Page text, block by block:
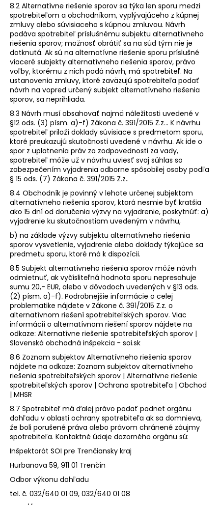
8.2 Alternatívne riešenie sporov sa týka len sporu medzi
spotrebiteľom a obchodníkom, vyplývajúceho z kúpnej
zmluvy alebo súvisiaceho s kúpnou zmluvou. Návrh
podáva spotrebiteľ príslušnému subjektu alternatívneho
riešenia sporov; možnosť obrátiť sa na súd tým nie je
dotknutá. Ak sú na alternatívne riešenie sporu príslušné
viaceré subjekty alternatívneho riešenia sporov, právo
voľby, ktorému z nich podá návrh, má spotrebiteľ. Na
ustanovenia zmluvy, ktoré zaväzujú spotrebiteľa podať
návrh na vopred určený subjekt alternatívneho riešenia
sporov, sa neprihliada.
8.3 Návrh musí obsahovať najmä náležitosti uvedené v
§12 ods. (3) písm. a)-f) Zákona č. 391/2015 Z.z... K návrhu
spotrebiteľ priloží doklady súvisiace s predmetom sporu,
ktoré preukazujú skutočnosti uvedené v návrhu. Ak ide o
spor z uplatnenia práv zo zodpovednosti za vady,
spotrebiteľ môže už v návrhu uviesť svoj súhlas so
zabezpečením vyjadrenia odborne spôsobilej osoby podľa
§ 15 ods. (7) Zákona č. 391/2015 Z.z..
8.4 Obchodník je povinný v lehote určenej subjektom
alternatívneho riešenia sporov, ktorá nesmie byť kratšia
ako 15 dní od doručenia výzvy na vyjadrenie, poskytnúť: a)
vyjadrenie ku skutočnostiam uvedeným v návrhu,
b) na základe výzvy subjektu alternatívneho riešenia
sporov vysvetlenie, vyjadrenie alebo doklady týkajúce sa
predmetu sporu, ktoré má k dispozícii.
8.5 Subjekt alternatívneho riešenia sporov môže návrh
odmietnuť, ak vyčísliteľná hodnota sporu nepresahuje
sumu 20,- EUR, alebo v dôvodoch uvedených v §13 ods.
(2) písm. a)-f). Podrobnejšie informácie o celej
problematike nájdete v Zákone č. 391/2015 Z.z. o
alternatívnom riešení spotrebiteľských sporov. Viac
informácií o alternatívnom riešení sporov nájdete na
odkaze: Alternatívne riešenie spotrebiteľských sporov |
Slovenská obchodná inšpekcia - soi.sk
8.6 Zoznam subjektov Alternatívneho riešenia sporov
nájdete na odkaze: Zoznam subjektov alternatívneho
riešenia spotrebiteľských sporov | Alternatívne riešenie
spotrebiteľských sporov | Ochrana spotrebiteľa | Obchod
| MHSR
8.7 Spotrebiteľ má ďalej právo podať podnet orgánu
dohľadu v oblasti ochrany spotrebiteľa ak sa domnieva,
že boli porušené práva alebo právom chránené záujmy
spotrebiteľa. Kontaktné údaje dozorného orgánu sú:
Inšpektorát SOI pre Trenčiansky kraj
Hurbanova 59, 911 01 Trenčín
Odbor výkonu dohľadu
tel. č. 032/640 01 09, 032/640 01 08